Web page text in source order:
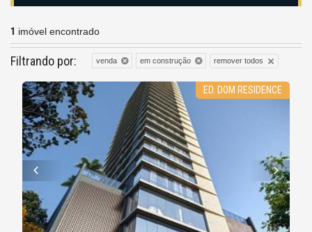
1 imóvel encontrado
Filtrando por: venda em construção remover todos
ED. DOM RESIDENCE